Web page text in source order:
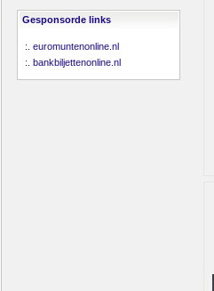
Gesponsorde links
:. euromuntenonline.nl
:. bankbiljettenonline.nl